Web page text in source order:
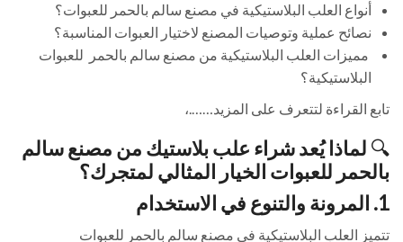
أنواع العلب البلاستيكية في مصنع سالم بالحمر للعبوات؟
نصائح عملية وتوصيات المصنع لاختيار العبوات المناسبة؟
مميزات العلب البلاستيكية من مصنع سالم بالحمر للعبوات
البلاستيكية؟
تابع القراءة لتتعرف على المزيد…….،
🔍 لماذا يُعد شراء علب بلاستيك من مصنع سالم
بالحمر للعبوات الخيار المثالي لمتجرك؟
1. المرونة والتنوع في الاستخدام
تتميز العلب البلاستيكية في مصنع سالم بالحمر للعبوات